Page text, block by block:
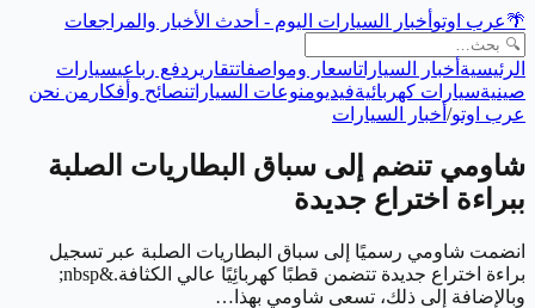
🌴عرب اوتو أخبار السيارات اليوم - أحدث الأخبار والمراجعات
الرئيسية أخبار السياراتاسعار ومواصفاتتقارير دفع رباعيسيارات
صينيةسيارات كهربائيةفيديومنوعات السياراتنصائح وأفكار من نحن
عرب اوتو/ أخبار السيارات
شاومي تنضم إلى سباق البطاريات الصلبة
ببراءة اختراع جديدة
انضمت شاومي رسميًا إلى سباق البطاريات الصلبة عبر تسجيل
براءة اختراع جديدة تتضمن قطبًا كهربائِيًا عالي الكثافة.&nbsp;
وبالإضافة إلى ذلك، تسعى شاومي بهذا…